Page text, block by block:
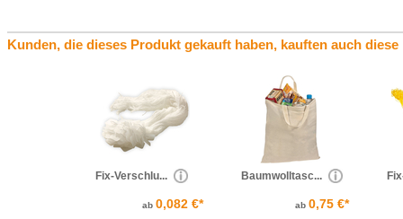
Kunden, die dieses Produkt gekauft haben, kauften auch
Fix-Verschlu...
ab 0,082 €*
Baumwolltasc...
ab 0,75 €*